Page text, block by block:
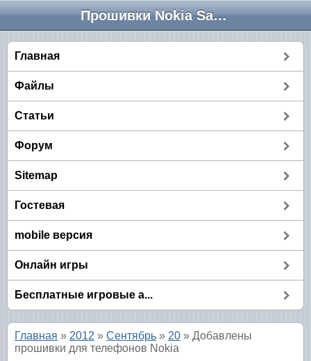
Прошивки Nokia Samsung
Главная
Файлы
Статьи
Форум
Sitemap
Гостевая
mobile версия
Онлайн игры
Бесплатные игровые а...
Главная » 2012 » Сентябрь » 20 » Добавлены
прошивки для телефонов Nokia